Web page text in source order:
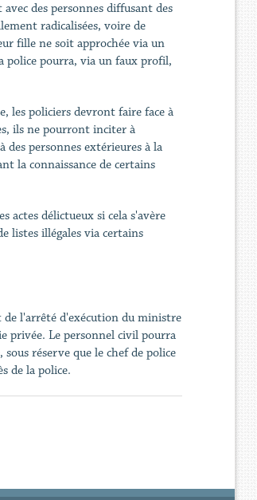
des personnes diffusant des
radicalisées, voire de
fille ne soit approchée via un
police pourra, via un faux profil,
les policiers devront faire face à
ils ne pourront inciter à
personnes extérieures à la
la connaissance de certains
délictueux si cela s'avère
listes illégales via certains
de l'arrêté d'exécution du ministre
privée. Le personnel civil pourra
réserve que le chef de police
de la police.